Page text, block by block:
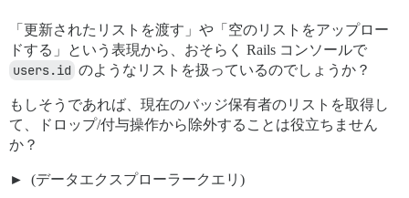
「更新されたリストを渡す」や「空のリストをアップロー
ドする」という表現から、おそらく Rails コンソールで
users.id のようなリストを扱っているのでしょうか？
もしそうであれば、現在のバッジ保有者のリストを取得し
て、ドロップ/付与操作から除外することは役立ちません
か？
(データエクスプローラークエリ)